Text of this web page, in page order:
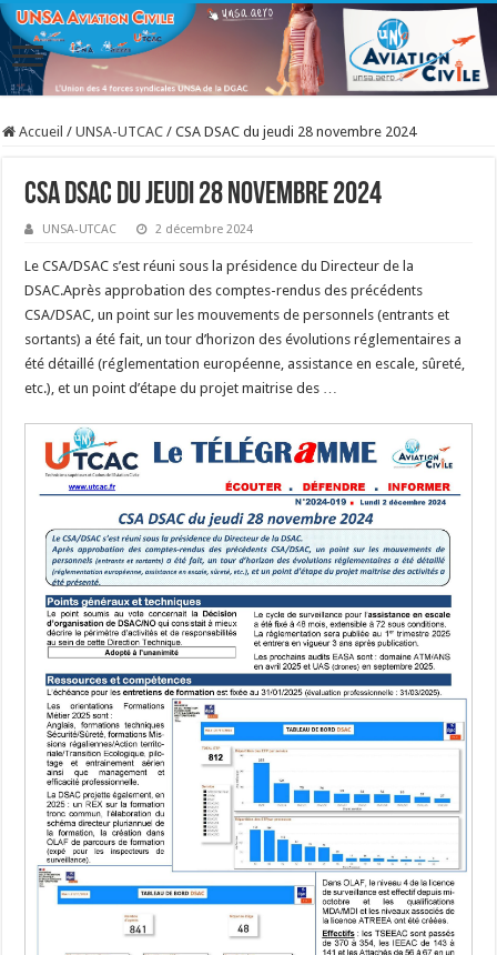
Accueil / UNSA-UTCAC / CSA DSAC du jeudi 28 novembre 2024
CSA DSAC du jeudi 28 novembre 2024
UNSA-UTCAC 2 décembre 2024
Le CSA/DSAC s’est réuni sous la présidence du Directeur de la
DSAC.Après approbation des comptes-rendus des précédents
CSA/DSAC, un point sur les mouvements de personnels (entrants et
sortants) a été fait, un tour d’horizon des évolutions réglementaires a
été détaillé (réglementation européenne, assistance en escale, sûreté,
etc.), et un point d’étape du projet maitrise des …